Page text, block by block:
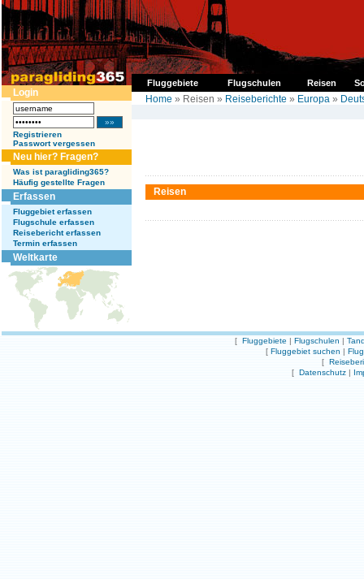
Fluggebiete Flugschulen Reisen
Login
Registrieren
Passwort vergessen
Neu hier? Fragen?
Was ist paragliding365?
Häufig gestellte Fragen
Erfassen
Fluggebiet erfassen
Flugschule erfassen
Reisebericht erfassen
Termin erfassen
Weltkarte
Home » Reisen » Reiseberichte » Europa »
Reisen
[ Fluggebiete | Flugschulen |
[ Fluggebiet suchen |
[
[ Datenschutz |